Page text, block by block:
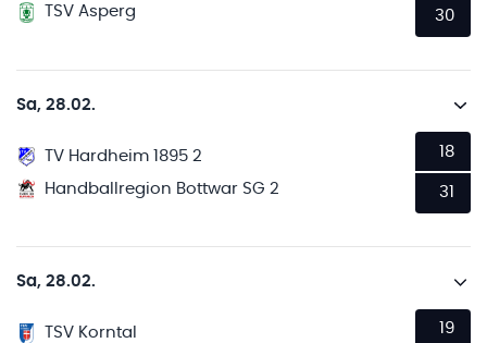
TSV Asperg
30
Sa, 28.02.
TV Hardheim 1895 2
Handballregion Bottwar SG 2
18
31
Sa, 28.02.
TSV Korntal
19